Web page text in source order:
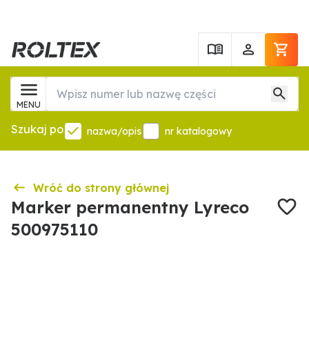
MENU
Szukaj po nazwa/opis nr katalogowy
Wróć do strony głównej
Marker permanentny Lyreco
500975110